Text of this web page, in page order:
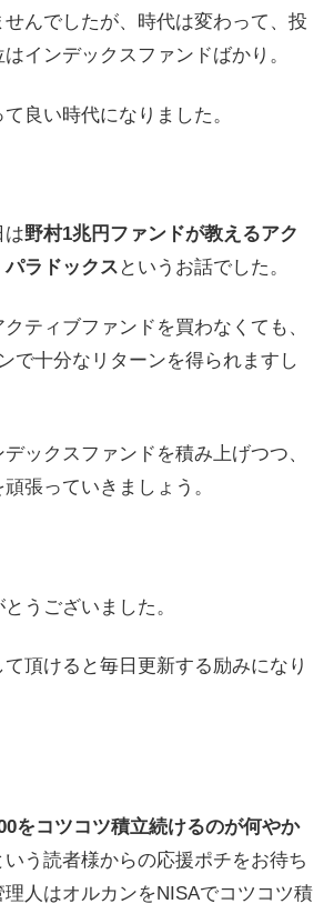
せんでしたが、時代は変わって、投
インデックスファンドばかり。
良い時代になりました。
は野村1兆円ファンドが教えるアク
ラドックス というお話でした。
ティブファンドを買わなくても、
で十分なリターンを得られますし
ックスファンドを積み上げつつ、
張っていきましょう。
うございました。
頂けると毎日更新する励みになり
をコツコツ積立続けるのが何やか
いう読者様からの応援ポチをお待ち
理人はオルカンをNISAでコツコツ積